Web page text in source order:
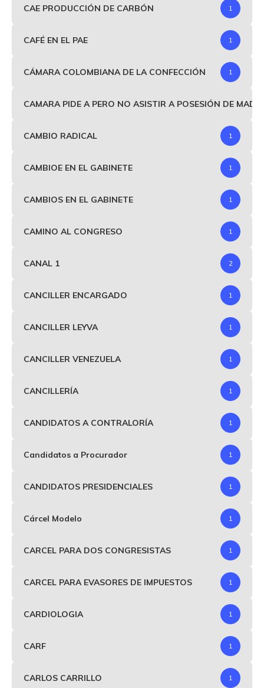
CAE PRODUCCIÓN DE CARBÓN 1
CAFÉ EN EL PAE 1
CÁMARA COLOMBIANA DE LA CONFECCIÓN 1
CAMARA PIDE A PERO NO ASISTIR A POSESIÓN DE
CAMBIO RADICAL 1
CAMBIOE EN EL GABINETE 1
CAMBIOS EN EL GABINETE 1
CAMINO AL CONGRESO 1
CANAL 1 2
CANCILLER ENCARGADO 1
CANCILLER LEYVA 1
CANCILLER VENEZUELA 1
CANCILLERÍA 1
CANDIDATOS A CONTRALORÍA 1
Candidatos a Procurador 1
CANDIDATOS PRESIDENCIALES 1
Cárcel Modelo 1
CARCEL PARA DOS CONGRESISTAS 1
CARCEL PARA EVASORES DE IMPUESTOS 1
CARDIOLOGIA 1
CARF 1
CARLOS CARRILLO 1